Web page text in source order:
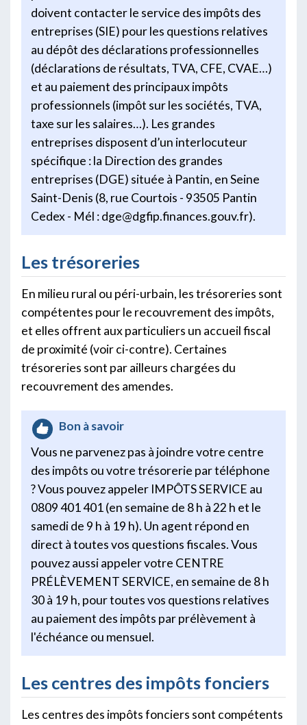
doivent contacter le service des impôts des
entreprises (SIE) pour les questions relatives
au dépôt des déclarations professionnelles
(déclarations de résultats, TVA, CFE, CVAE…)
et au paiement des principaux impôts
professionnels (impôt sur les sociétés, TVA,
taxe sur les salaires…). Les grandes
entreprises disposent d’un interlocuteur
spécifique : la Direction des grandes
entreprises (DGE) située à Pantin, en Seine
Saint-Denis (8, rue Courtois - 93505 Pantin
Cedex - Mél : dge@dgfip.finances.gouv.fr).
Les trésoreries
En milieu rural ou péri-urbain, les trésoreries sont
compétentes pour le recouvrement des impôts,
et elles offrent aux particuliers un accueil fiscal
de proximité (voir ci-contre). Certaines
trésoreries sont par ailleurs chargées du
recouvrement des amendes.
Bon à savoir
Vous ne parvenez pas à joindre votre centre
des impôts ou votre trésorerie par téléphone
? Vous pouvez appeler IMPÔTS SERVICE au
0809 401 401 (en semaine de 8 h à 22 h et le
samedi de 9 h à 19 h). Un agent répond en
direct à toutes vos questions fiscales. Vous
pouvez aussi appeler votre CENTRE
PRÉLÈVEMENT SERVICE, en semaine de 8 h
30 à 19 h, pour toutes vos questions relatives
au paiement des impôts par prélèvement à
l'échéance ou mensuel.
Les centres des impôts fonciers
Les centres des impôts fonciers sont compétents